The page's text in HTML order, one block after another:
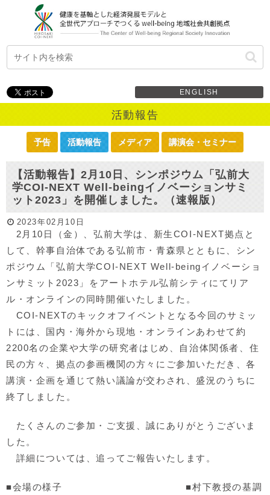
ENGLISH
活動報告
予告 活動報告 メディア 講演会・セミナー
【活動報告】2月10日、シンポジウム「弘前大
学COI-NEXT Well-beingイノベーションサミ
ット2023」を開催しました。（速報版）
2023年02月10日
2月10日（金）、弘前大学は、新生COI-NEXT拠点と
して、幹事自治体である弘前市・青森県とともに、シン
ポジウム「弘前大学COI-NEXT Well-beingイノベーショ
ンサミット2023」をアートホテル弘前シティにてリア
ル・オンラインの同時開催いたしました。
COI-NEXTのキックオフイベントとなる今回のサミッ
トには、国内・海外から現地・オンラインあわせて約
2200名の企業や大学の研究者はじめ、自治体関係者、住
民の方々、拠点の参画機関の方々にご参加いただき、各
講演・企画を通じて熱い議論が交わされ、盛況のうちに
終了しました。
たくさんのご参加・ご支援、誠にありがとうございま
した。
詳細については、追ってご報告いたします。
■会場の様子 ■村下教授の基調